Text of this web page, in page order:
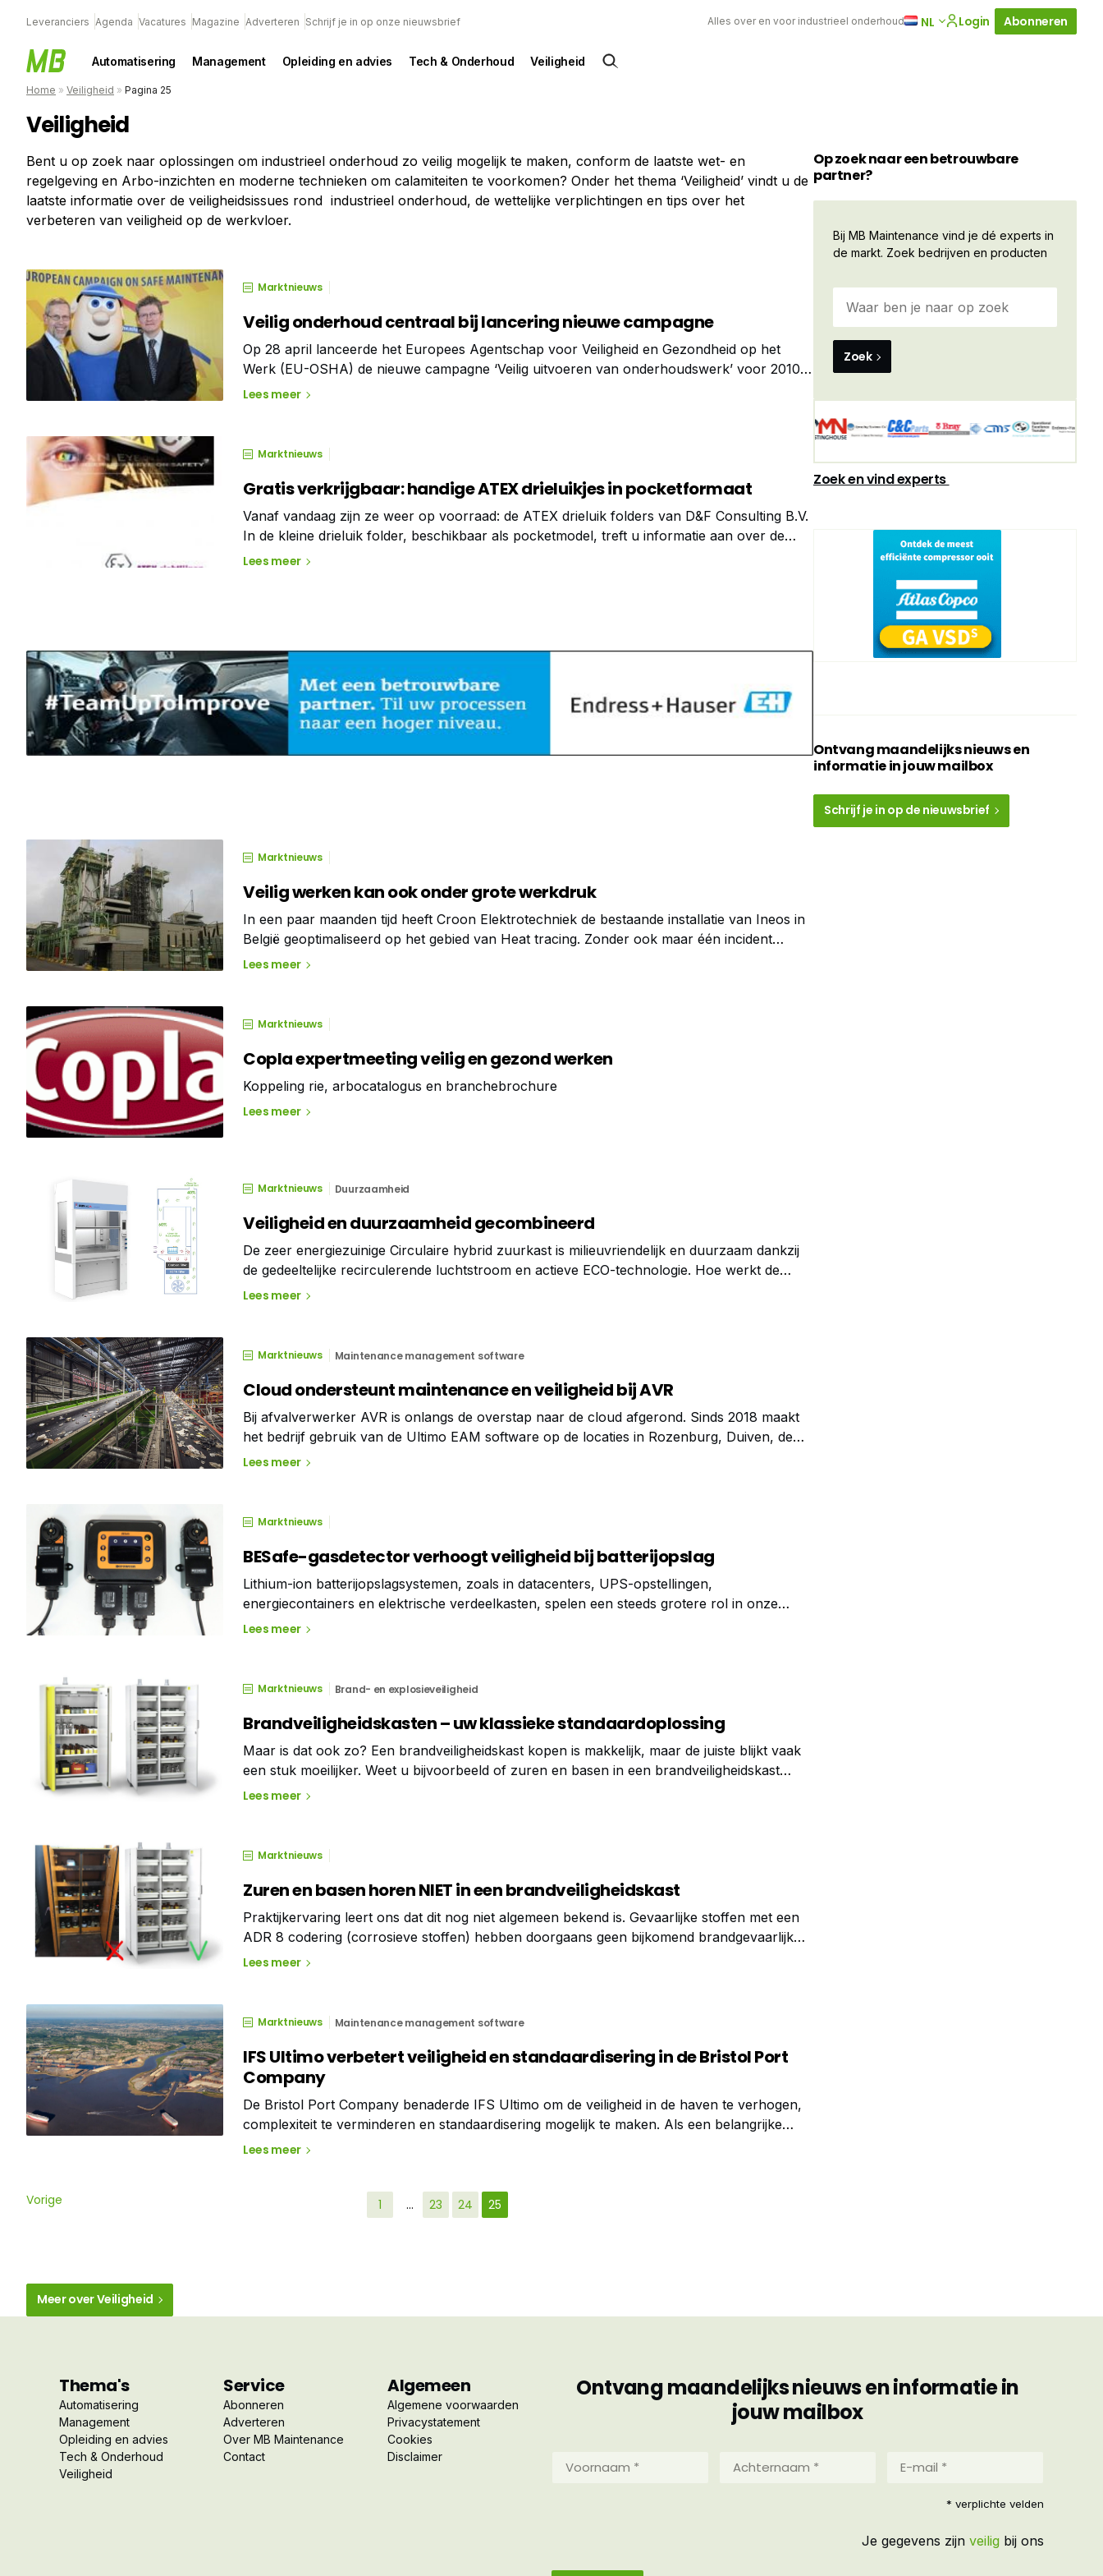
Leveranciers Agenda Vacatures Magazine Adverteren Schrijf je in op onze nieuwsbrief Alles over en voor industrieel onderhoud NL Login Abonneren
Automatisering Management Opleiding en advies Tech & Onderhoud Veiligheid
Home » Veiligheid » Pagina 25
Veiligheid
Bent u op zoek naar oplossingen om industrieel onderhoud zo veilig mogelijk te maken, conform de laatste wet- en
regelgeving en Arbo-inzichten en moderne technieken om calamiteiten te voorkomen? Onder het thema ‘Veiligheid’ vindt u de
laatste informatie over de veiligheidsissues rond industrieel onderhoud, de wettelijke verplichtingen en tips over het
verbeteren van veiligheid op de werkvloer.
Marktnieuws
Veilig onderhoud centraal bij lancering nieuwe campagne
Op 28 april lanceerde het Europees Agentschap voor Veiligheid en Gezondheid op het
Werk (EU-OSHA) de nieuwe campagne ‘Veilig uitvoeren van onderhoudswerk’ voor 2010-
2011. 28 april is de Werelddag voor Veiligheid en Gezondheid op het Werk. Met de
Lees meer
Marktnieuws
Gratis verkrijgbaar: handige ATEX drieluikjes in pocketformaat
Vanaf vandaag zijn ze weer op voorraad: de ATEX drieluik folders van D&F Consulting B.V.
In de kleine drieluik folder, beschikbaar als pocketmodel, treft u informatie aan over de
ATEX richtlijnen. Er is onder meer aandacht voor de ATEX 95
Lees meer
Marktnieuws
Veilig werken kan ook onder grote werkdruk
In een paar maanden tijd heeft Croon Elektrotechniek de bestaande installatie van Ineos in
België geoptimaliseerd op het gebied van Heat tracing. Zonder ook maar één incident
verrichtte Croon 6000 uur werk in 12 weken. Hiermee bewijst het bedrijf dat
Lees meer
Marktnieuws
Copla expertmeeting veilig en gezond werken
Koppeling rie, arbocatalogus en branchebrochure
Lees meer
Marktnieuws Duurzaamheid
Veiligheid en duurzaamheid gecombineerd
De zeer energiezuinige Circulaire hybrid zuurkast is milieuvriendelijk en duurzaam dankzij
de gedeeltelijke recirculerende luchtstroom en actieve ECO-technologie. Hoe werkt de
hybrid zuurkast? Hybride zuurkasttechnologie verschilt van traditionele zuurkasten, die
Lees meer
Marktnieuws Maintenance management software
Cloud ondersteunt maintenance en veiligheid bij AVR
Bij afvalverwerker AVR is onlangs de overstap naar de cloud afgerond. Sinds 2018 maakt
het bedrijf gebruik van de Ultimo EAM software op de locaties in Rozenburg, Duiven, de
vier overslagstations en de vaardienst. Kwaliteit staat daarbij altijd voorop, ook
Lees meer
Marktnieuws
BESafe-gasdetector verhoogt veiligheid bij batterijopslag
Lithium-ion batterijopslagsystemen, zoals in datacenters, UPS-opstellingen,
energiecontainers en elektrische verdeelkasten, spelen een steeds grotere rol in onze
energievoorziening. Maar bij het laden, ontladen of in het geval van thermal runaway
Lees meer
Marktnieuws Brand- en explosieveiligheid
Brandveiligheidskasten – uw klassieke standaardoplossing
Maar is dat ook zo? Een brandveiligheidskast kopen is makkelijk, maar de juiste blijkt vaak
een stuk moeilijker. Weet u bijvoorbeeld of zuren en basen in een brandveiligheidskast
moeten worden opgeslagen? De meeste zuren en logen hebben geen brandgevaarlijk
Lees meer
Marktnieuws
Zuren en basen horen NIET in een brandveiligheidskast
Praktijkervaring leert ons dat dit nog niet algemeen bekend is. Gevaarlijke stoffen met een
ADR 8 codering (corrosieve stoffen) hebben doorgaans geen bijkomend brandgevaarlijk
karakter. Door dit gegeven hoeven deze stoffen niet opgeslagen te worden in een
Lees meer
Marktnieuws Maintenance management software
IFS Ultimo verbetert veiligheid en standaardisering in de Bristol Port
Company
De Bristol Port Company benaderde IFS Ultimo om de veiligheid in de haven te verhogen,
complexiteit te verminderen en standaardisering mogelijk te maken. Als een belangrijke
nationale asset en een grote economische aanjager voor de zuidwestelijke regio van het
Lees meer
Vorige 1 … 23 24 25
Meer over Veiligheid
Op zoek naar een betrouwbare
partner?
Bij MB Maintenance vind je dé experts in
de markt. Zoek bedrijven en producten
Zoek
Zoek en vind experts
Ontvang maandelijks nieuws en
informatie in jouw mailbox
Schrijf je in op de nieuwsbrief
Thema's
Automatisering
Management
Opleiding en advies
Tech & Onderhoud
Veiligheid
Service
Abonneren
Adverteren
Over MB Maintenance
Contact
Algemeen
Algemene voorwaarden
Privacystatement
Cookies
Disclaimer
Ontvang maandelijks nieuws en informatie in
jouw mailbox
Achternaam
mail
* verplichte velden
Je gegevens zijn veilig bij ons